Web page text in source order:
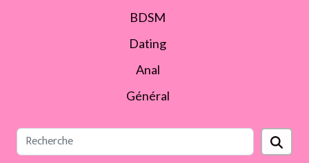
BDSM
Dating
Anal
Général